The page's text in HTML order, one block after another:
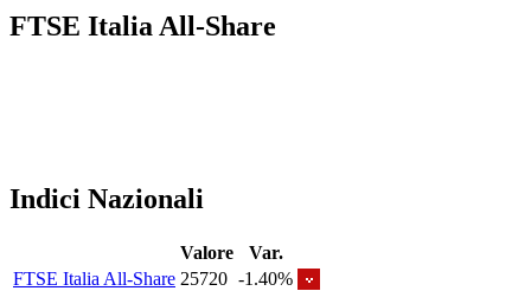
FTSE Italia All-Share
Indici Nazionali
Valore
Var.
FTSE Italia All-Share 25720 -1.40%